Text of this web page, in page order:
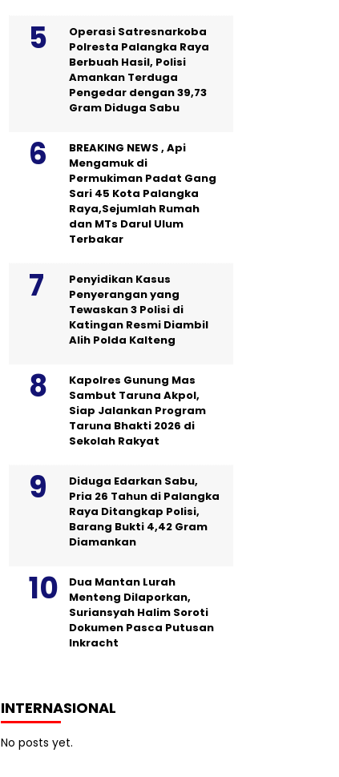
Operasi Satresnarkoba
Polresta Palangka Raya
Berbuah Hasil, Polisi
Amankan Terduga
Pengedar dengan 39,73
Gram Diduga Sabu
BREAKING NEWS , Api
Mengamuk di
Permukiman Padat Gang
Sari 45 Kota Palangka
Raya,Sejumlah Rumah
dan MTs Darul Ulum
Terbakar
Penyidikan Kasus
Penyerangan yang
Tewaskan 3 Polisi di
Katingan Resmi Diambil
Alih Polda Kalteng
Kapolres Gunung Mas
Sambut Taruna Akpol,
Siap Jalankan Program
Taruna Bhakti 2026 di
Sekolah Rakyat
Diduga Edarkan Sabu,
Pria 26 Tahun di Palangka
Raya Ditangkap Polisi,
Barang Bukti 4,42 Gram
Diamankan
Dua Mantan Lurah
Menteng Dilaporkan,
Suriansyah Halim Soroti
Dokumen Pasca Putusan
Inkracht
INTERNASIONAL
No posts yet.